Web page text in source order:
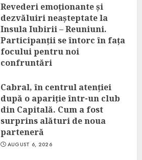
Revederi emoționante și
dezvăluiri neașteptate la
Insula Iubirii – Reuniuni.
Participanții se întorc în fața
focului pentru noi
confruntări
Cabral, în centrul atenției
după o apariție într-un club
din Capitală. Cum a fost
surprins alături de noua
parteneră
AUGUST 6, 2026